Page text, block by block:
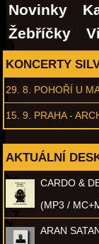
Novinky
Žebříčky
KONCERTY
29. 8. POHOŘÍ U
15. 9. PRAHA -
AKTUÁLNÍ
CARDO &
(MP3 /
ARAN